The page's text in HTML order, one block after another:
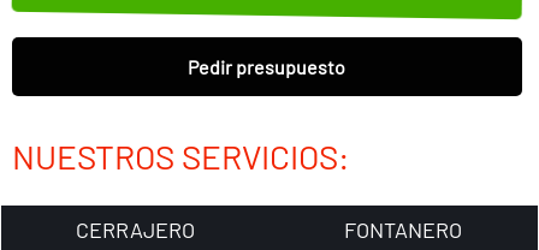
Pedir presupuesto
NUESTROS SERVICIOS:
CERRAJERO
FONTANERO